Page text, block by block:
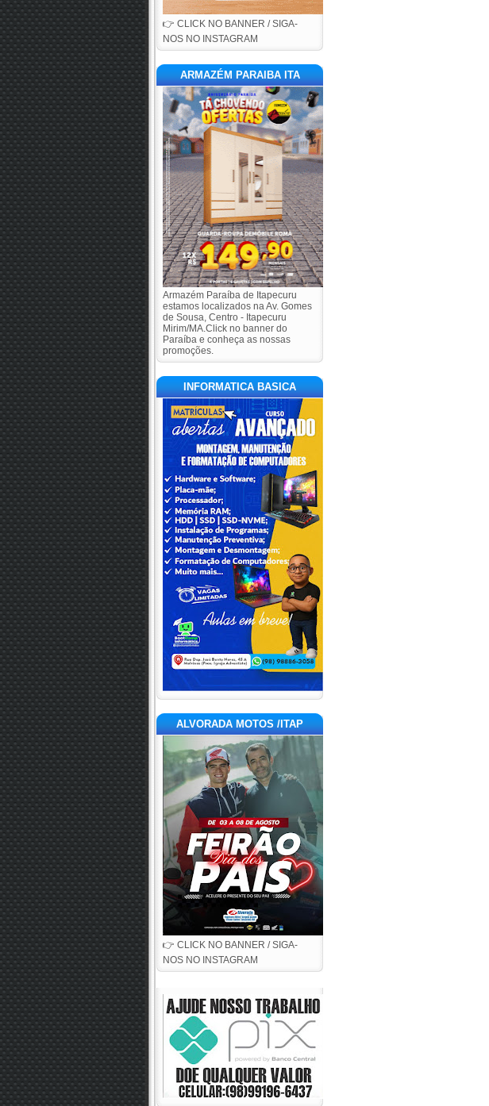
👉 CLICK NO BANNER / SIGA-
NOS NO INSTAGRAM
ARMAZÉM PARAIBA ITA
Armazém Paraíba de Itapecuru
estamos localizados na Av. Gomes
de Sousa, Centro - Itapecuru
Mirim/MA.Click no banner do
Paraíba e conheça as nossas
promoções.
INFORMATICA BASICA
ALVORADA MOTOS /ITAP
👉 CLICK NO BANNER / SIGA-
NOS NO INSTAGRAM